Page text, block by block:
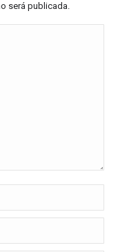
será publicada.